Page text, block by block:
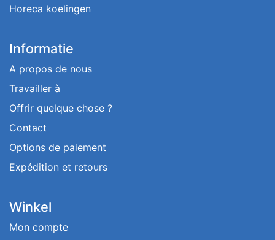
Horeca koelingen
Informatie
A propos de nous
Travailler à
Offrir quelque chose ?
Contact
Options de paiement
Expédition et retours
Winkel
Mon compte